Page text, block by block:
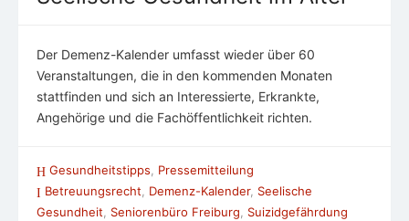
Der Demenz-Kalender umfasst wieder über 60
Veranstaltungen, die in den kommenden Monaten
stattfinden und sich an Interessierte, Erkrankte,
Angehörige und die Fachöffentlichkeit richten.
Gesundheitstipps
Pressemitteilung
Betreuungsrecht
Demenz-Kalender, Seelische
Gesundheit
Seniorenbüro Freiburg Suizidgefährdung